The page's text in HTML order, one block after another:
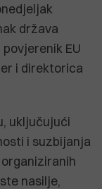
država
EU
i direktorica
uključujući
i suzbijanja
nasilje,